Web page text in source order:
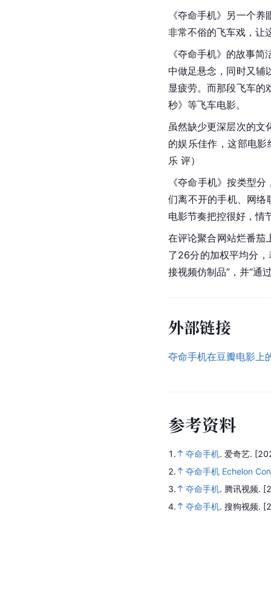
《夺命手机》另一个
非常不俗的飞车戏，让
《夺命手机》的故事
中做足悬念，同时又辅
显疲劳。而那段飞车的
秒》等飞车电影。
虽然缺少更深层次的文
的娱乐佳作，这部电
乐 评）
《夺命手机》按类型
们离不开的手机、网
电影节奏把控很好，情
在评论聚合网站烂番茄
了26分的加权平均分，
接视频仿制品”，并“通
外部链接
夺命手机在豆瓣电影上
参考资料
1. 夺命手机. 爱奇艺.
2.
夺命手机 Echelon
3.
夺命手机. 腾讯视频.
4.
夺命手机. 搜狗视频.